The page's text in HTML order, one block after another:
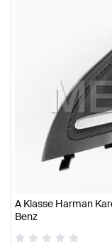
A Klasse Harman
Benz